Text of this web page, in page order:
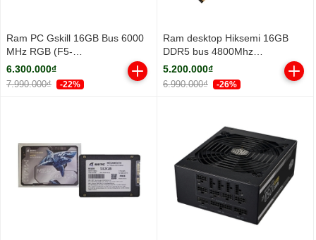
Ram PC Gskill 16GB Bus 6000
MHz RGB (F5-
6000J3636F16GX1-TZ5RK)
6.300.000₫
7.990.000₫ -22%
Ram desktop Hiksemi 16GB
DDR5 bus 4800Mhz
(HSC516U48Z1-16G)
5.200.000₫
6.990.000₫ -26%